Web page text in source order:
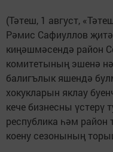
(Тәтеш, 1 август,
Рәмис Сафиуллов
киңәшмәсендә район
комитетының эшенә
балигълык яшендә
хокукларын яклау
кече бизнесны
республика һәм
коену сезонының